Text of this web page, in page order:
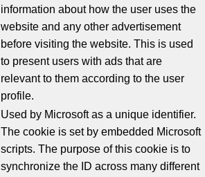
information about how the user uses the
website and any other advertisement
before visiting the website. This is used
to present users with ads that are
relevant to them according to the user
profile.
Used by Microsoft as a unique identifier.
The cookie is set by embedded Microsoft
scripts. The purpose of this cookie is to
synchronize the ID across many different